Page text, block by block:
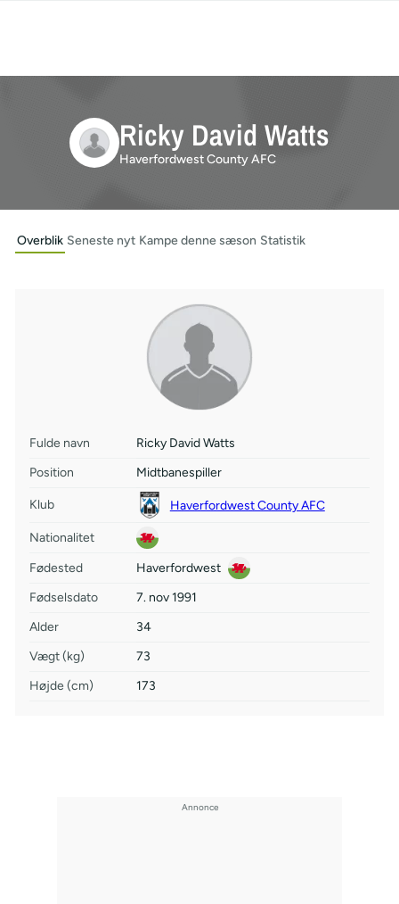
Ricky David Watts
Haverfordwest County AFC
Overblik Seneste nyt Kampe denne sæson Statistik
Fulde navn
Ricky David Watts
Position
Midtbanespiller
Klub Haverfordwest County AFC
Nationalitet
Fødested
Haverfordwest
Fødselsdato
7. nov 1991
Alder
34
Vægt (kg)
73
Højde (cm)
173